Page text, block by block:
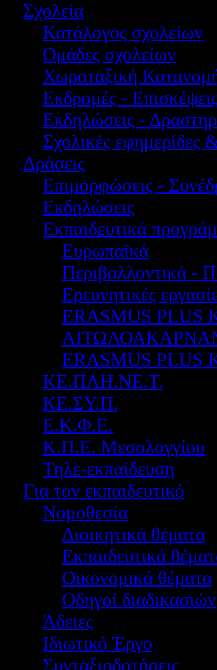
Σχολεία
Κατάλογος σχολείων
Ομάδες σχολείων
Χωροταξική
Εκδρομές -
Εκδηλώσεις -
Σχολικές εφημερίδες
Δράσεις
Επιμορφώσεις -
Εκδηλώσεις
Εκπαιδευτικά
Ευρωπαϊκά
Περιβαλλοντικά -
Ερευνητικές
ERASMUS PLUS
ERASMUS
ΚΕ.ΠΛΗ.ΝΕ.Τ.
ΚΕ.ΣΥ.Π.
Ε.Κ.Φ.Ε.
Κ.Π.Ε. Μεσολογγίου
Τηλε-εκπαίδευση
Για τον εκπαιδευτικό
Νομοθεσία
Διοικητικά θέματα
Εκπαιδευτικά
Οικονομικά θέματα
Οδηγοί διαδικασιών
Άδειες
Ιδιωτικό Έργο
Συνταξιοδοτήσεις